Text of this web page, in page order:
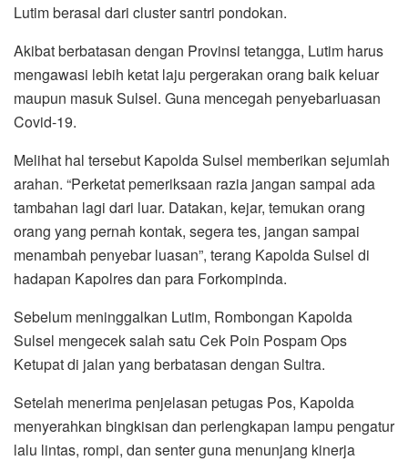
Lutim berasal dari cluster santri pondokan.
Akibat berbatasan dengan Provinsi tetangga, Lutim harus
mengawasi lebih ketat laju pergerakan orang baik keluar
maupun masuk Sulsel. Guna mencegah penyebarluasan
Covid-19.
Melihat hal tersebut Kapolda Sulsel memberikan sejumlah
arahan. “Perketat pemeriksaan razia jangan sampai ada
tambahan lagi dari luar. Datakan, kejar, temukan orang
orang yang pernah kontak, segera tes, jangan sampai
menambah penyebar luasan”, terang Kapolda Sulsel di
hadapan Kapolres dan para Forkompinda.
Sebelum meninggalkan Lutim, Rombongan Kapolda
Sulsel mengecek salah satu Cek Poin Pospam Ops
Ketupat di jalan yang berbatasan dengan Sultra.
Setelah menerima penjelasan petugas Pos, Kapolda
menyerahkan bingkisan dan perlengkapan lampu pengatur
lalu lintas, rompi, dan senter guna menunjang kinerja